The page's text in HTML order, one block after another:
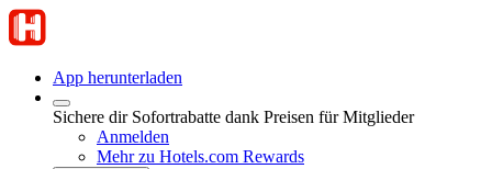
App herunterladen
Sichere dir Sofortrabatte dank Preisen für Mitglieder
Anmelden
Mehr zu Hotels.com Rewards